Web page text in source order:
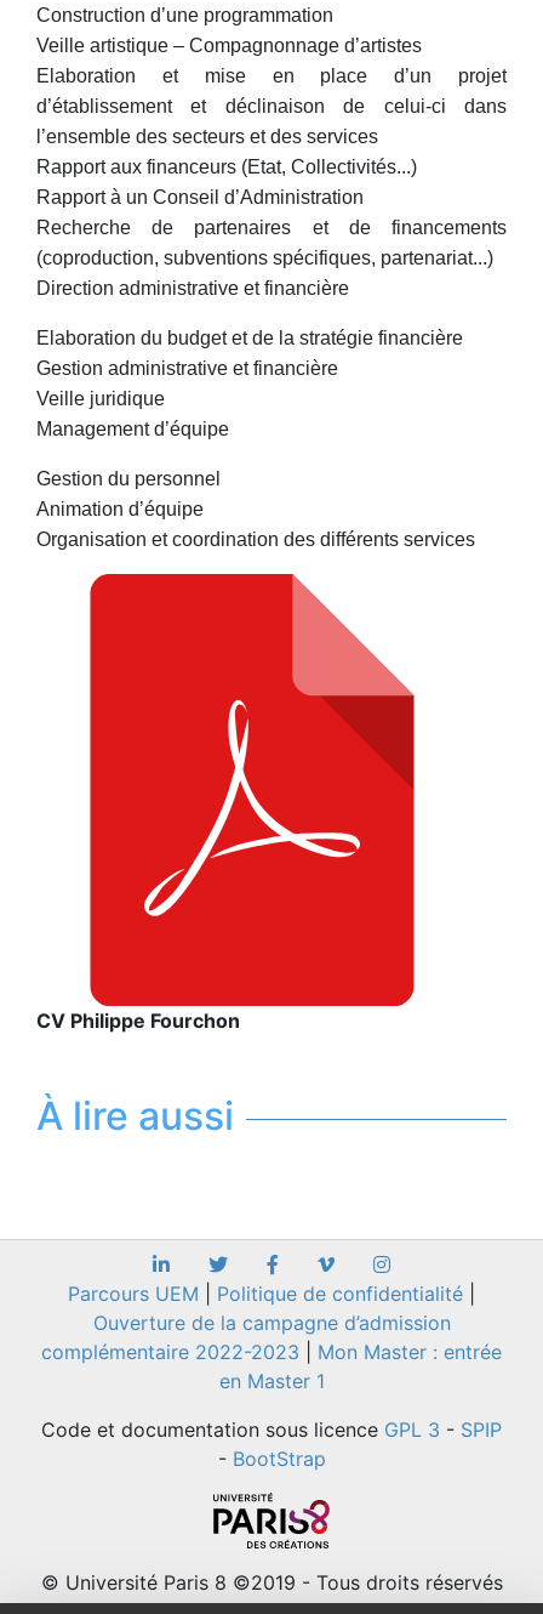
Construction d’une programmation
Veille artistique – Compagnonnage d’artistes
Elaboration et mise en place d’un projet
d’établissement et déclinaison de celui-ci dans
l’ensemble des secteurs et des services
Rapport aux financeurs (Etat, Collectivités...)
Rapport à un Conseil d’Administration
Recherche de partenaires et de financements
(coproduction, subventions spécifiques, partenariat...)
Direction administrative et financière
Elaboration du budget et de la stratégie financière
Gestion administrative et financière
Veille juridique
Management d’équipe
Gestion du personnel
Animation d’équipe
Organisation et coordination des différents services
CV Philippe Fourchon
À lire aussi
Parcours UEM Politique de confidentialité
Ouverture de la campagne d’admission
complémentaire 2022-2023
Mon Master : entrée
en Master 1
Code et documentation sous licence GPL 3 - SPIP
- BootStrap
© Université Paris 8 ©2019 - Tous droits réservés